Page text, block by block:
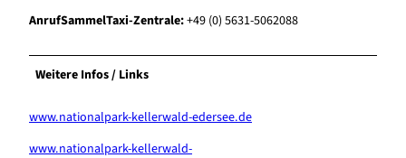
AnrufSammelTaxi-Zentrale:+49 (0) 5631-5062088
Weitere Infos / Links
www.nationalpark-kellerwald-edersee.de
www.nationalpark-kellerwald-